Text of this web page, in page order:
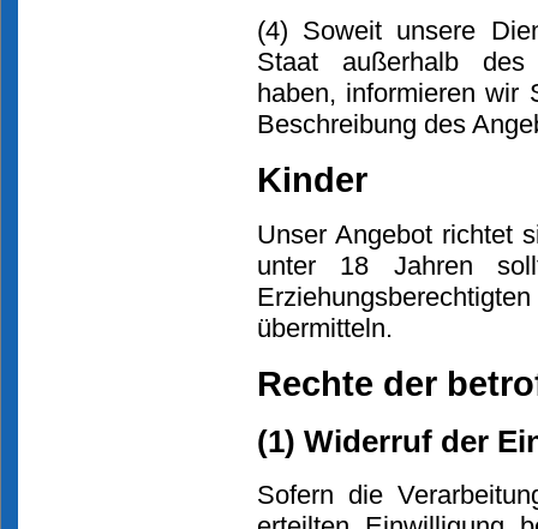
(4) Soweit unsere
Staat außerhalb des
haben, informieren wir
Beschreibung des
Kinder
Unser Angebot richtet
unter 18 Jahren
übermitteln.
Rechte der
(1) Widerruf der
Sofern die